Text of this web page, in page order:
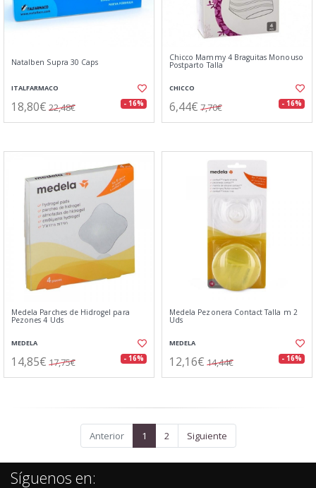
Natalben Supra 30 Caps
ITALFARMACO
18,80€ 22,48€ - 16%
Chicco Mammy 4 Braguitas Monouso
Postparto Talla
CHICCO
6,44€ 7,70€ - 16%
Medela Parches de Hidrogel para
Pezones 4 Uds
MEDELA
14,85€ 17,75€ - 16%
Medela Pezonera Contact Talla m 2
Uds
MEDELA
12,16€ 14,44€ - 16%
Anterior 1 2 Siguiente
Síguenos en: